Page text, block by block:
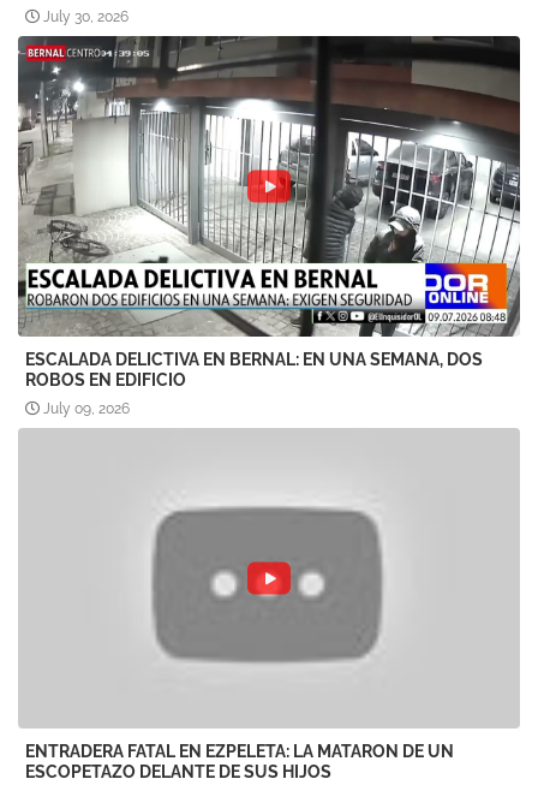
July 30, 2026
ESCALADA DELICTIVA EN BERNAL: EN UNA SEMANA, DOS
ROBOS EN EDIFICIO
July 09, 2026
ENTRADERA FATAL EN EZPELETA: LA MATARON DE UN
ESCOPETAZO DELANTE DE SUS HIJOS